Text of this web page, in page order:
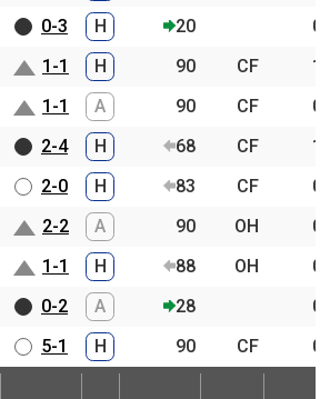
0-3 H 20
1-1 H 90 CF
1-1 A 90 CF
2-4 H 68 CF
2-0 H 83 CF
2-2 A 90 OH
1-1 H 88 OH
0-2 A 28
5-1 H 90 CF